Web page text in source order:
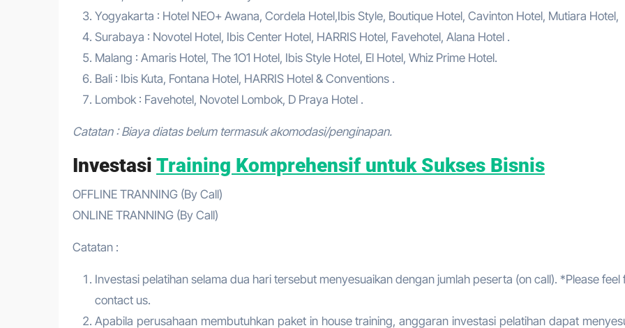
Yogyakarta : Hotel NEO+ Awana, Cordela Hotel,Ibis Style, Boutique Hotel, Cavinton Hotel, Mutiara Hotel,
Surabaya : Novotel Hotel, Ibis Center Hotel, HARRIS Hotel, Favehotel, Alana Hotel .
Malang : Amaris Hotel, The 1O1 Hotel, Ibis Style Hotel, El Hotel, Whiz Prime Hotel.
Bali : Ibis Kuta, Fontana Hotel, HARRIS Hotel & Conventions .
Lombok : Favehotel, Novotel Lombok, D Praya Hotel .
Catatan : Biaya diatas belum termasuk akomodasi/penginapan.
Investasi Training Komprehensif untuk Sukses Bisnis
OFFLINE TRANNING (By Call)
ONLINE TRANNING (By Call)
Catatan :
Investasi pelatihan selama dua hari tersebut menyesuaikan dengan jumlah peserta (on call). *Please feel
contact us.
Apabila perusahaan membutuhkan paket in house training, anggaran investasi pelatihan dapat